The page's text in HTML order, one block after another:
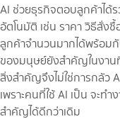
AI ช่วยธุรกิจตอบลูกค้าได้
อัตโนมัติ เช่น ราคา วิธีสั่ง
ลูกค้าจำนวนมากได้พร้อม
ของมนุษย์ยังสำคัญในงาน
สิ่งสำคัญจึงไม่ใช่การกลัว
เพราะคนที่ใช้ AI เป็น จะท
สำคัญได้ดีกว่าเดิม